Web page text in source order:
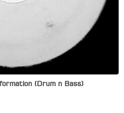
(Drum n Bass)